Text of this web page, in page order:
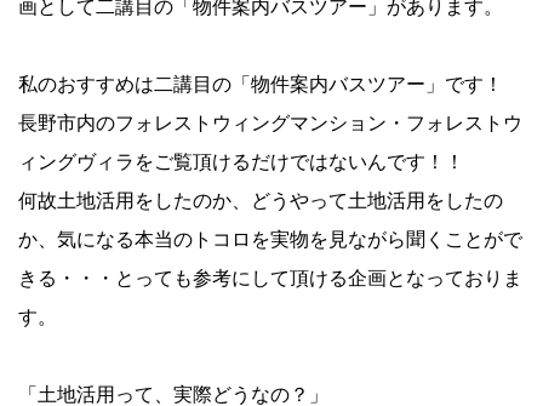
画として二講目の「物件案内バスツアー」があります。
私のおすすめは二講目の「物件案内バスツアー」です！
長野市内のフォレストウィングマンション・フォレストウ
ィングヴィラをご覧頂けるだけではないんです！！
何故土地活用をしたのか、どうやって土地活用をしたの
か、気になる本当のトコロを実物を見ながら聞くことがで
きる・・・とっても参考にして頂ける企画となっておりま
す。
「土地活用って、実際どうなの？」